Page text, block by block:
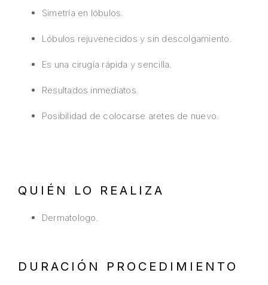
Simetría en lóbulos.
Lóbulos rejuvenecidos y sin descolgamiento.
Es una cirugía rápida y sencilla.
Resultados inmediatos.
Posibilidad de colocarse aretes de nuevo.
QUIÉN LO REALIZA
Dermatologo.
DURACIÓN PROCEDIMIENTO